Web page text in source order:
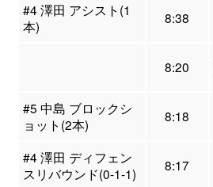
#4 澤田 アシスト(1
本)
8:38
8:20
#5 中島 ブロックシ
ョット(2本)
8:18
#4 澤田 ディフェン
スリバウンド(0-1-1)
8:17